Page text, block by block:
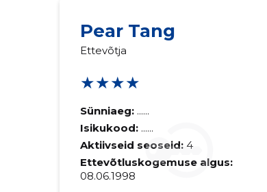
Pear Tang
Ettevõtja
★★★★
Sünniaeg: ......
Isikukood: ......
Aktiivseid seoseid: 4
Ettevõtluskogemuse algus:
08.06.1998